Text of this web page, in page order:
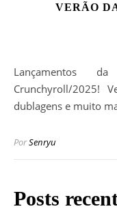
VERÃO
Lançamentos da Temporada de Verão da
Crunchyroll/2025!
dublagens e muito
PorSenryu
Posts